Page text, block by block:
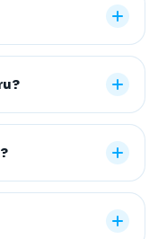
míru: rolety den a
rolety, vertikální,
a sítě proti
i atypická
typu stínění a jeho
či dekoru.
zdarma.
dní od
během